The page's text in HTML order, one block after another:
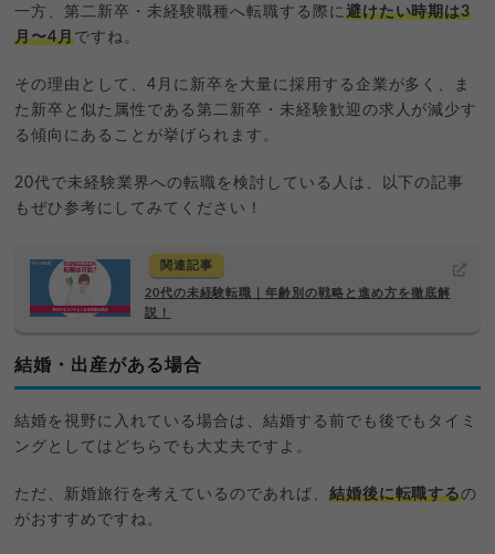
一方、第二新卒・未経験職種へ転職する際に避けたい時期は3
月〜4月ですね。
その理由として、4月に新卒を大量に採用する企業が多く、ま
た新卒と似た属性である第二新卒・未経験歓迎の求人が減少す
る傾向にあることが挙げられます。
20代で未経験業界への転職を検討している人は、以下の記事
もぜひ参考にしてみてください！
関連記事
20代の未経験転職｜年齢別の戦略と進め方を徹底解
説！
結婚・出産がある場合
結婚を視野に入れている場合は、結婚する前でも後でもタイミ
ングとしてはどちらでも大丈夫ですよ。
ただ、新婚旅行を考えているのであれば、 結婚後に転職するの
がおすすめですね。